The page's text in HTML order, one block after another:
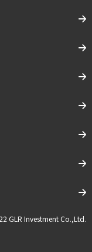
GLR Investment Co.,Ltd.